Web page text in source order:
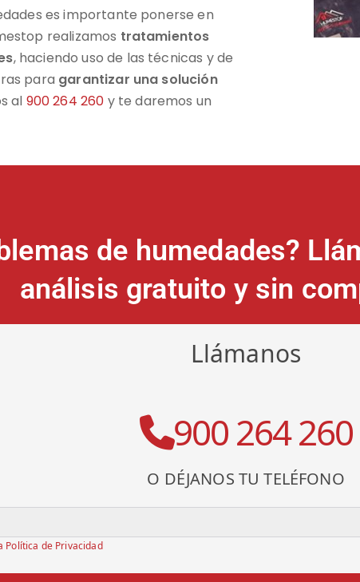
es importante ponerse en
realizamos tratamientos
, haciendo uso de las técnicas y de
para garantizar una solución
al 900 264 260 y te daremos un
de humedades?
análisis gratuito y sin
Llámanos
900 264 260
O DÉJANOS TU TELÉFONO
Política de Privacidad